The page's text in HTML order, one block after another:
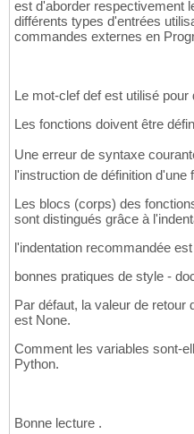
est d'aborder respectivement
différents types d'entrées
commandes externes en
Le mot-clef def est utilisé
Les fonctions doivent être
Une erreur de syntaxe
l'instruction de définition d'une
Les blocs (corps) des
sont distingués grâce à
l'indentation recommandée
bonnes pratiques de style -
Par défaut, la valeur de
est None.
Comment les variables sont-
Python.
Bonne lecture .